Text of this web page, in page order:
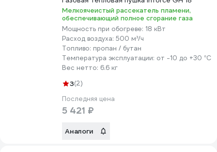
Мелкоячеистый рассекатель пламени,
обеспечивающий полное сгорание газа
Мощность при обогреве: 18 кВт
Расход воздуха: 500 м³/ч
Топливо: пропан / бутан
Температура эксплуатации: от -10 до +30 °С
Вес нетто: 6.6 кг
3(2)
Последняя цена
5 421 ₽
Аналоги